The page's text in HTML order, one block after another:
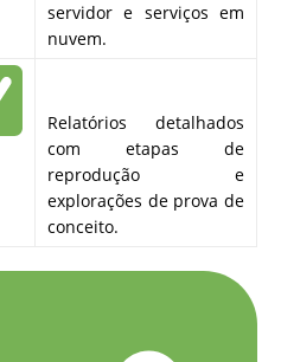
servidor e serviços em
nuvem.
Relatórios detalhados
com etapas de
reprodução e
explorações de prova de
conceito.